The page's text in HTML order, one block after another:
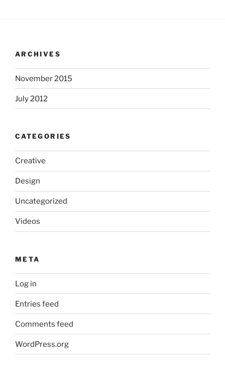
ARCHIVES
November 2015
July 2012
CATEGORIES
Creative
Design
Uncategorized
Videos
META
Log in
Entries feed
Comments feed
WordPress.org